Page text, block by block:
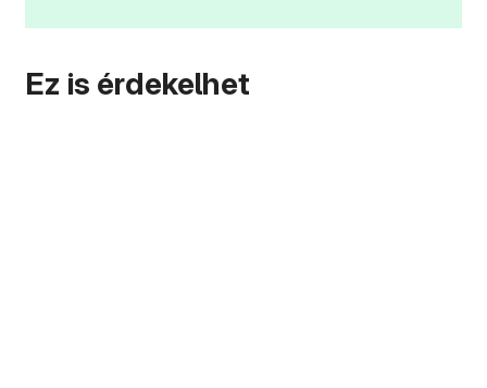
Ez is érdekelhet
Bővebben
Zöldfelületek